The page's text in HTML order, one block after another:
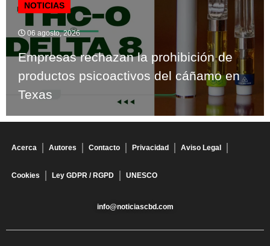
NOTICIAS
06 agosto, 2026
Empresas rechazan la prohibición de
productos psicoactivos del cáñamo en
Texas
Acerca Autores Contacto Privacidad Aviso Legal
Cookies Ley GDPR / RGPD UNESCO
info@noticiascbd.com